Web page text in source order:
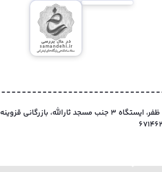
کرمانشاه، شهرک ظفر، ایستگاه 3 جنب مسجد ثارالله، بازرگانی قزوینه